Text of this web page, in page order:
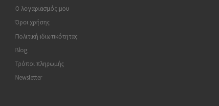
Ο λογαριασμός μου
Όροι χρήσης
Πολιτική ιδιωτικότητας
Blog
Τρόποι πληρωμής
Newsletter